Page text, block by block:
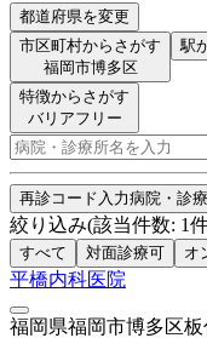
都道府県を変更
市区町村からさがす
福岡市博多区
駅
特徴からさがす
バリアフリー
再診コード入力病院・診
絞り込み(該当件数: 1
すべて 対面診療可 オ
平橋内科医院
福岡県福岡市博多区板